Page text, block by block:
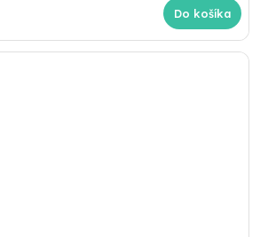
Do košíka